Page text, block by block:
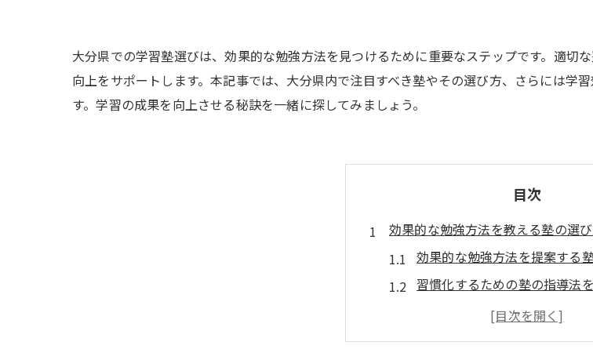
大分県での学習塾選びは、効果的な勉強方法を見つけるために重要なステップです。適切
向上をサポートします。本記事では、大分県内で注目すべき塾やその選び方、さらには学
す。学習の成果を向上させる秘訣を一緒に探してみましょう。
目次
効果的な勉強方法を教える塾の選
効果的な勉強方法を提案する
習慣化するための塾の指導法
実践的な勉強法を学べる塾の選
生徒のモチベーションを引き